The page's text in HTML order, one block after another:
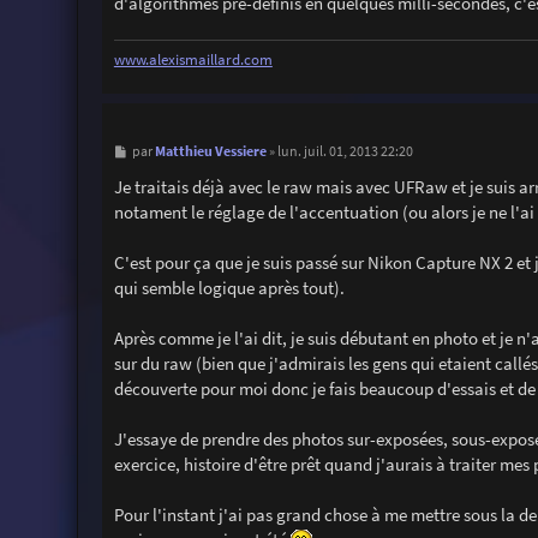
www.alexismaillard.com
M
s
s
a
par Matthieu Vessiere» lun. juil. 01, 2013 22:20
Je traitais déjà avec le raw mais avec UFRaw et je suis
notament le réglage de l'accentuation (ou alors je ne
C'est pour ça que je suis passé sur Nikon Capture NX 2
qui semble logique après tout).
Après comme je l'ai dit, je suis débutant en photo et je
sur du raw (bien que j'admirais les gens qui etaient
découverte pour moi donc je fais beaucoup d'essais et
J'essaye de prendre des photos sur-exposées, sous-
exercice, histoire d'être prêt quand j'aurais à traiter mes
Pour l'instant j'ai pas grand chose à me mettre sous la